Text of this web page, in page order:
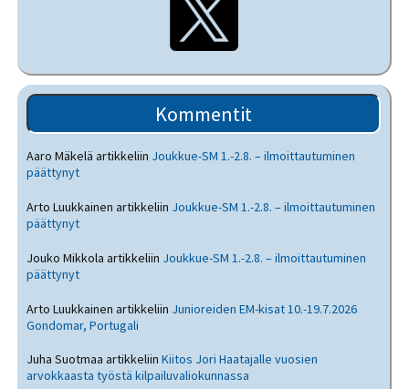
Kommentit
Aaro Mäkelä artikkeliin Joukkue-SM 1.-2.8. – ilmoittautuminen
päättynyt
Arto Luukkainen artikkeliin Joukkue-SM 1.-2.8. – ilmoittautuminen
päättynyt
Jouko Mikkola artikkeliin Joukkue-SM 1.-2.8. – ilmoittautuminen
päättynyt
Arto Luukkainen artikkeliin Junioreiden EM-kisat 10.-19.7.2026
Gondomar, Portugali
Juha Suotmaa artikkeliinKiitos Jori Haatajalle vuosien
arvokkaasta työstä kilpailuvaliokunnassa